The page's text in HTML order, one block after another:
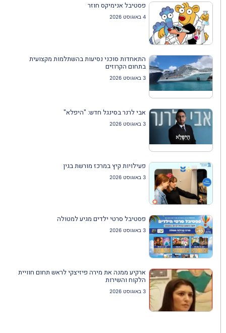
פסטיבל אנימיקס חוזר
4 באוגוסט 2026
התאחדות סוכני נסיעות בהשתלמות מקצועית
בתחום הקרוזים
3 באוגוסט 2026
אבי לרנר בסינגל חדש: "היפלא"
3 באוגוסט 2026
פעילויות קיץ במרכז מורשת בגין
3 באוגוסט 2026
פסטיבל סרטי ילדים מגיע למטולה
3 באוגוסט 2026
ארקיע ממנה את מירה פיזיצקי לראש תחום חוויית
הלקוח והשירות
3 באוגוסט 2026